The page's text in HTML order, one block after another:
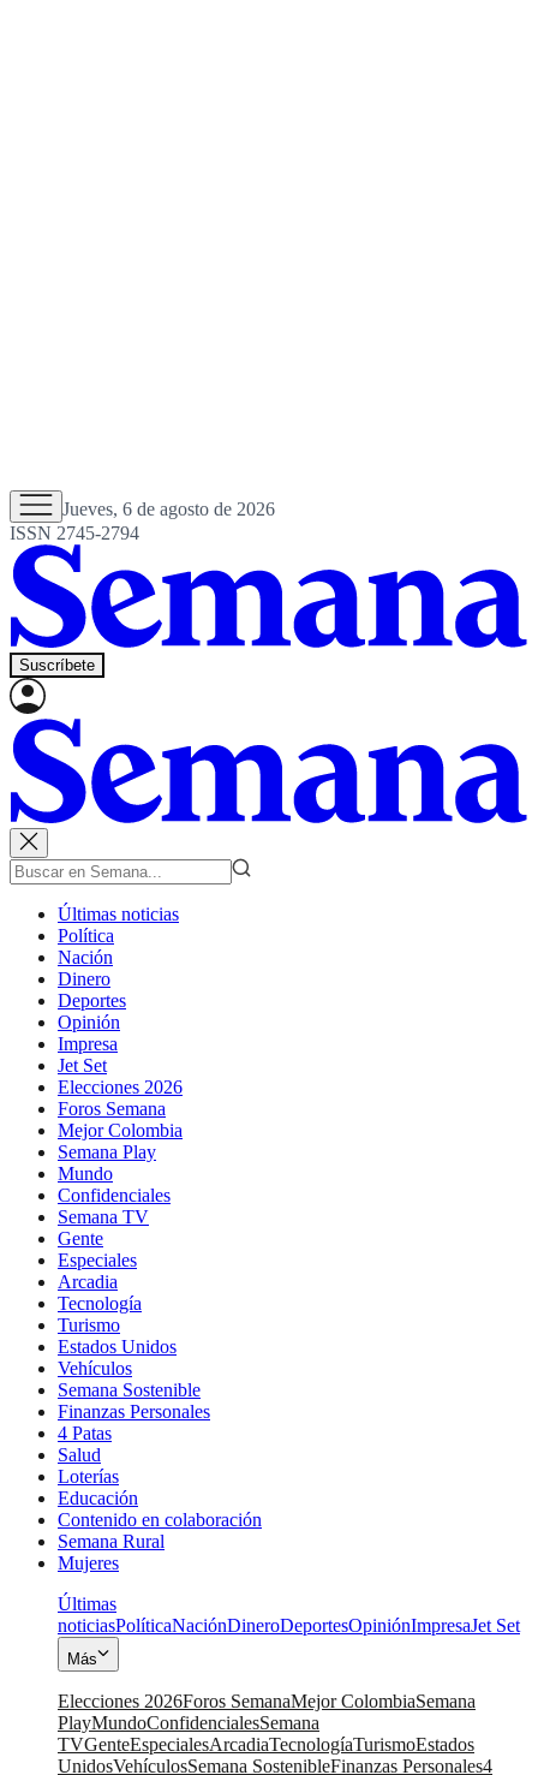
Jueves, 6 de agosto de 2026
ISSN 2745-2794
Suscríbete
Últimas noticias
Política
Nación
Dinero
Deportes
Opinión
Impresa
Jet Set
Elecciones 2026
Foros Semana
Mejor Colombia
Semana Play
Mundo
Confidenciales
Semana TV
Gente
Especiales
Arcadia
Tecnología
Turismo
Estados Unidos
Vehículos
Semana Sostenible
Finanzas Personales
4 Patas
Salud
Loterías
Educación
Contenido en colaboración
Semana Rural
Mujeres
Últimas
noticiasPolíticaNaciónDineroDeportesOpiniónImpresaJet Set
Más
Elecciones 2026Foros SemanaMejor ColombiaSemana
PlayMundoConfidencialesSemana
TVGenteEspecialesArcadiaTecnologíaTurismoEstados
UnidosVehículosSemana SostenibleFinanzas Personales4